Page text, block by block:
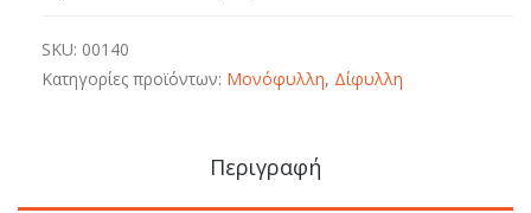
SKU: 00140
Κατηγορίες προϊόντων: Moνόφυλλη, Δίφυλλη
Περιγραφή